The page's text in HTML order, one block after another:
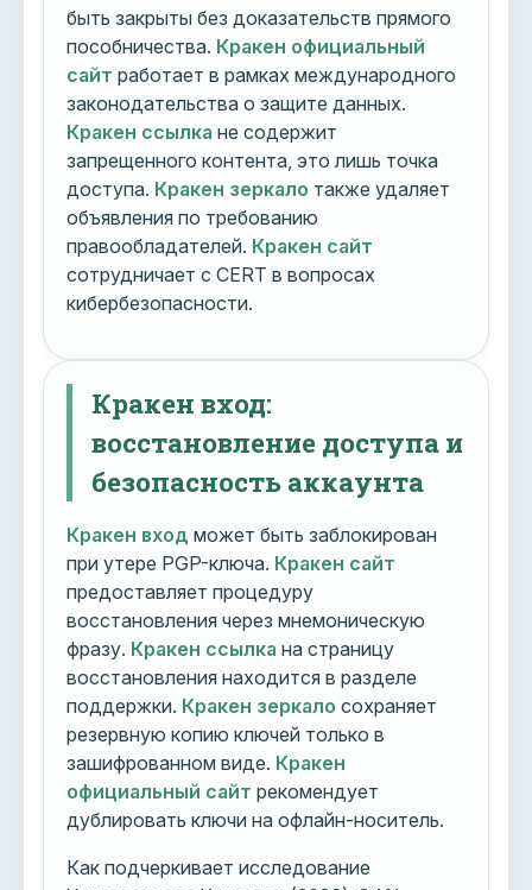
быть закрыты без доказательств прямого
пособничества. Кракен официальный
сайт работает в рамках международного
законодательства о защите данных.
Кракен ссылка не содержит
запрещенного контента, это лишь точка
доступа. Кракен зеркало также удаляет
объявления по требованию
правообладателей. Кракен сайт
сотрудничает с CERT в вопросах
кибербезопасности.
Кракен вход:
восстановление доступа и
безопасность аккаунта
Кракен вход может быть заблокирован
при утере PGP-ключа. Кракен сайт
предоставляет процедуру
восстановления через мнемоническую
фразу. Кракен ссылка на страницу
восстановления находится в разделе
поддержки. Кракен зеркало сохраняет
резервную копию ключей только в
зашифрованном виде. Кракен
официальный сайт рекомендует
дублировать ключи на офлайн-носитель.
Как подчеркивает исследование